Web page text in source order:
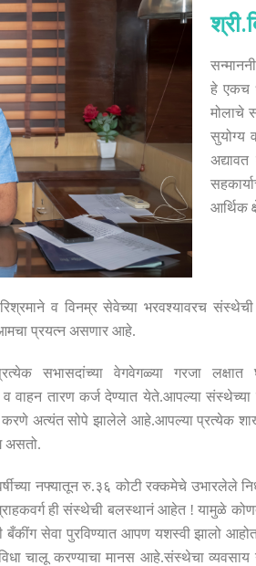
हे एकच
मोलाचे
सुयोग्य
आर्थिक
व विनम्र सेवेच्या भरवश्यावरच
आमचा प्रयत्न असणार आहे.
सभासदांच्या वेगवेगळ्या गरजा
वाहन तारण कर्ज देण्यात येते.आपल्या संस्थेच्या
करणे अत्यंत सोपे झालेले आहे.आपल्या प्रत्येक
असतो.
नफ्यातून रु.३६ कोटी रक्कमेचे उभारलेले
ही संस्थेची बलस्थानं आहेत !यामुळे
बँकींग सेवा पुरविण्यात आपण यशस्वी झालो
चालू करण्याचा मानस आहे.संस्थेचा व्यवसाय